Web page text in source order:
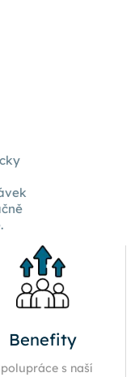
Benefity
s naší